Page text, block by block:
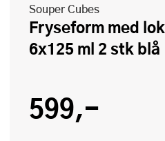
Souper Cubes
Fryseform med lokk silikon
6x125 ml 2 stk blå
599,-